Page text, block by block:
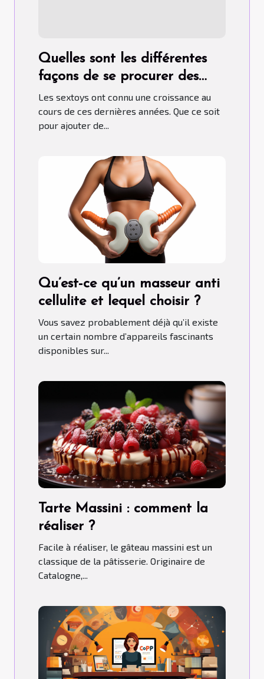
Quelles sont les différentes
façons de se procurer des
sextoys ?
Les sextoys ont connu une croissance au
cours de ces dernières années. Que ce soit
pour ajouter de...
Qu’est-ce qu’un masseur anti
cellulite et lequel choisir ?
Vous savez probablement déjà qu’il existe
un certain nombre d’appareils fascinants
disponibles sur...
Tarte Massini : comment la
réaliser ?
Facile à réaliser, le gâteau massini est un
classique de la pâtisserie. Originaire de
Catalogne,...